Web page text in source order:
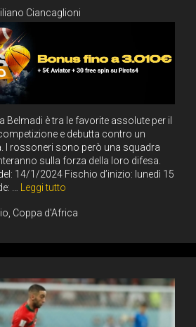
Ciancaglioni
Belmadi è tra le favorite assolute per il
e debutta contro un
I rossoneri sono però una squadra
sulla forza della loro difesa.
14/1/2024 Fischio d’inizio: lunedì 15
…
Leggi tutto
Coppa d'Africa